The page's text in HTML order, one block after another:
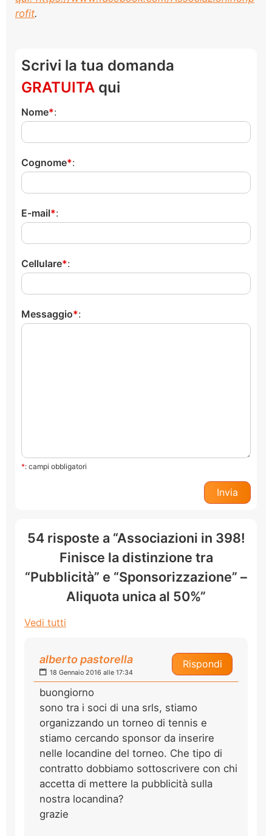
rofit.
Scrivi la tua domanda
GRATUITA qui
Nome :
Cognome :
E-mail :
Cellulare :
Messaggio :
*: campi obbligatori
54 risposte a “Associazioni in 398!
Finisce la distinzione tra
“Pubblicità” e “Sponsorizzazione” –
Aliquota unica al 50%”
Vedi tutti
Rispondi
alberto pastorella
18 Gennaio 2016 alle 17:34
buongiorno
sono tra i soci di una srls, stiamo
organizzando un torneo di tennis e
stiamo cercando sponsor da inserire
nelle locandine del torneo. Che tipo di
contratto dobbiamo sottoscrivere con chi
accetta di mettere la pubblicità sulla
nostra locandina?
grazie